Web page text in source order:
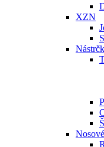
XZN
Nosové